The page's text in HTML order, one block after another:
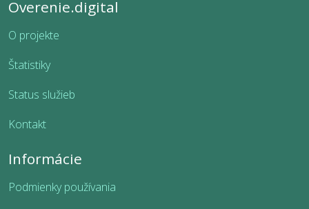
Overenie.digital
O projekte
Štatistiky
Status služieb
Kontakt
Informácie
Podmienky používania